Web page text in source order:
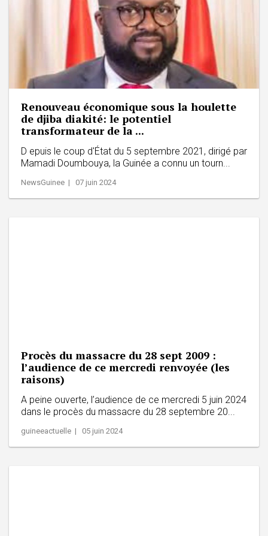
Renouveau économique sous la houlette
de djiba diakité: le potentiel
transformateur de la ...
D epuis le coup d'État du 5 septembre 2021, dirigé par
Mamadi Doumbouya, la Guinée a connu un tourn...
NewsGuinee | 07 juin 2024
Procès du massacre du 28 sept 2009 :
l’audience de ce mercredi renvoyée (les
raisons)
A peine ouverte, l’audience de ce mercredi 5 juin 2024
dans le procès du massacre du 28 septembre 20...
guineeactuelle | 05 juin 2024